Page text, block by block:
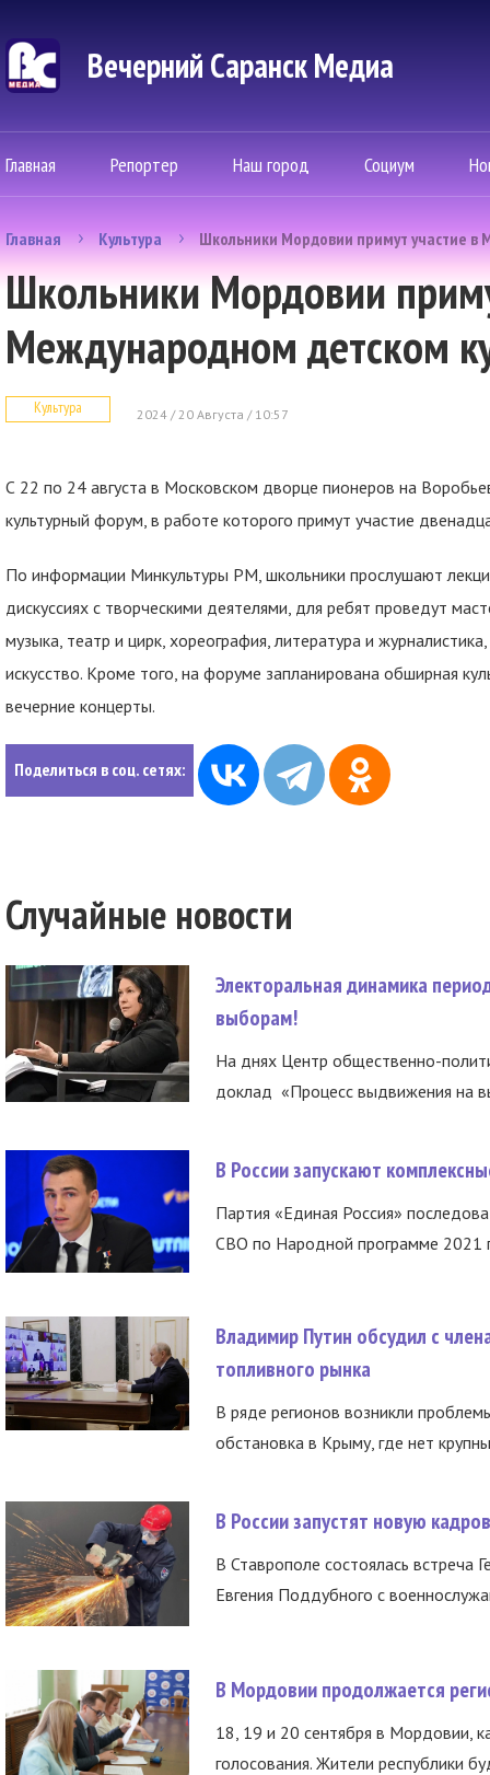
Вечерний Саранск Mедиа
Главная Репортер Наш город Социум
Главная Культура Школьники Мордовии примут участие
Школьники Мордовии
Международном детском
Культура 2024 / 20 Августа / 10:57
С 22 по 24 августа в Московском дворце пионеров на
культурный форум, в работе которого примут участие
По информации Минкультуры РМ, школьники прослушают
дискуссиях с творческими деятелями, для ребят проведут
музыка, театр и цирк, хореография, литература и
искусство. Кроме того, на форуме запланирована обширная
вечерние концерты.
Поделиться в соц. сетях:
Случайные новости
Электоральная динамика
выборам!
На днях Центр общественно-
доклад «Процесс выдвижения на
В России запускают
Партия «Единая Россия»
СВО по Народной программе 2021
Владимир Путин обсудил с
топливного рынка
В ряде регионов возникли
обстановка в Крыму, где нет
В России запустят новую
В Ставрополе состоялась встреча
Евгения Поддубного с
В Мордовии продолжается
18, 19 и 20 сентября в Мордовии,
голосования. Жители республики